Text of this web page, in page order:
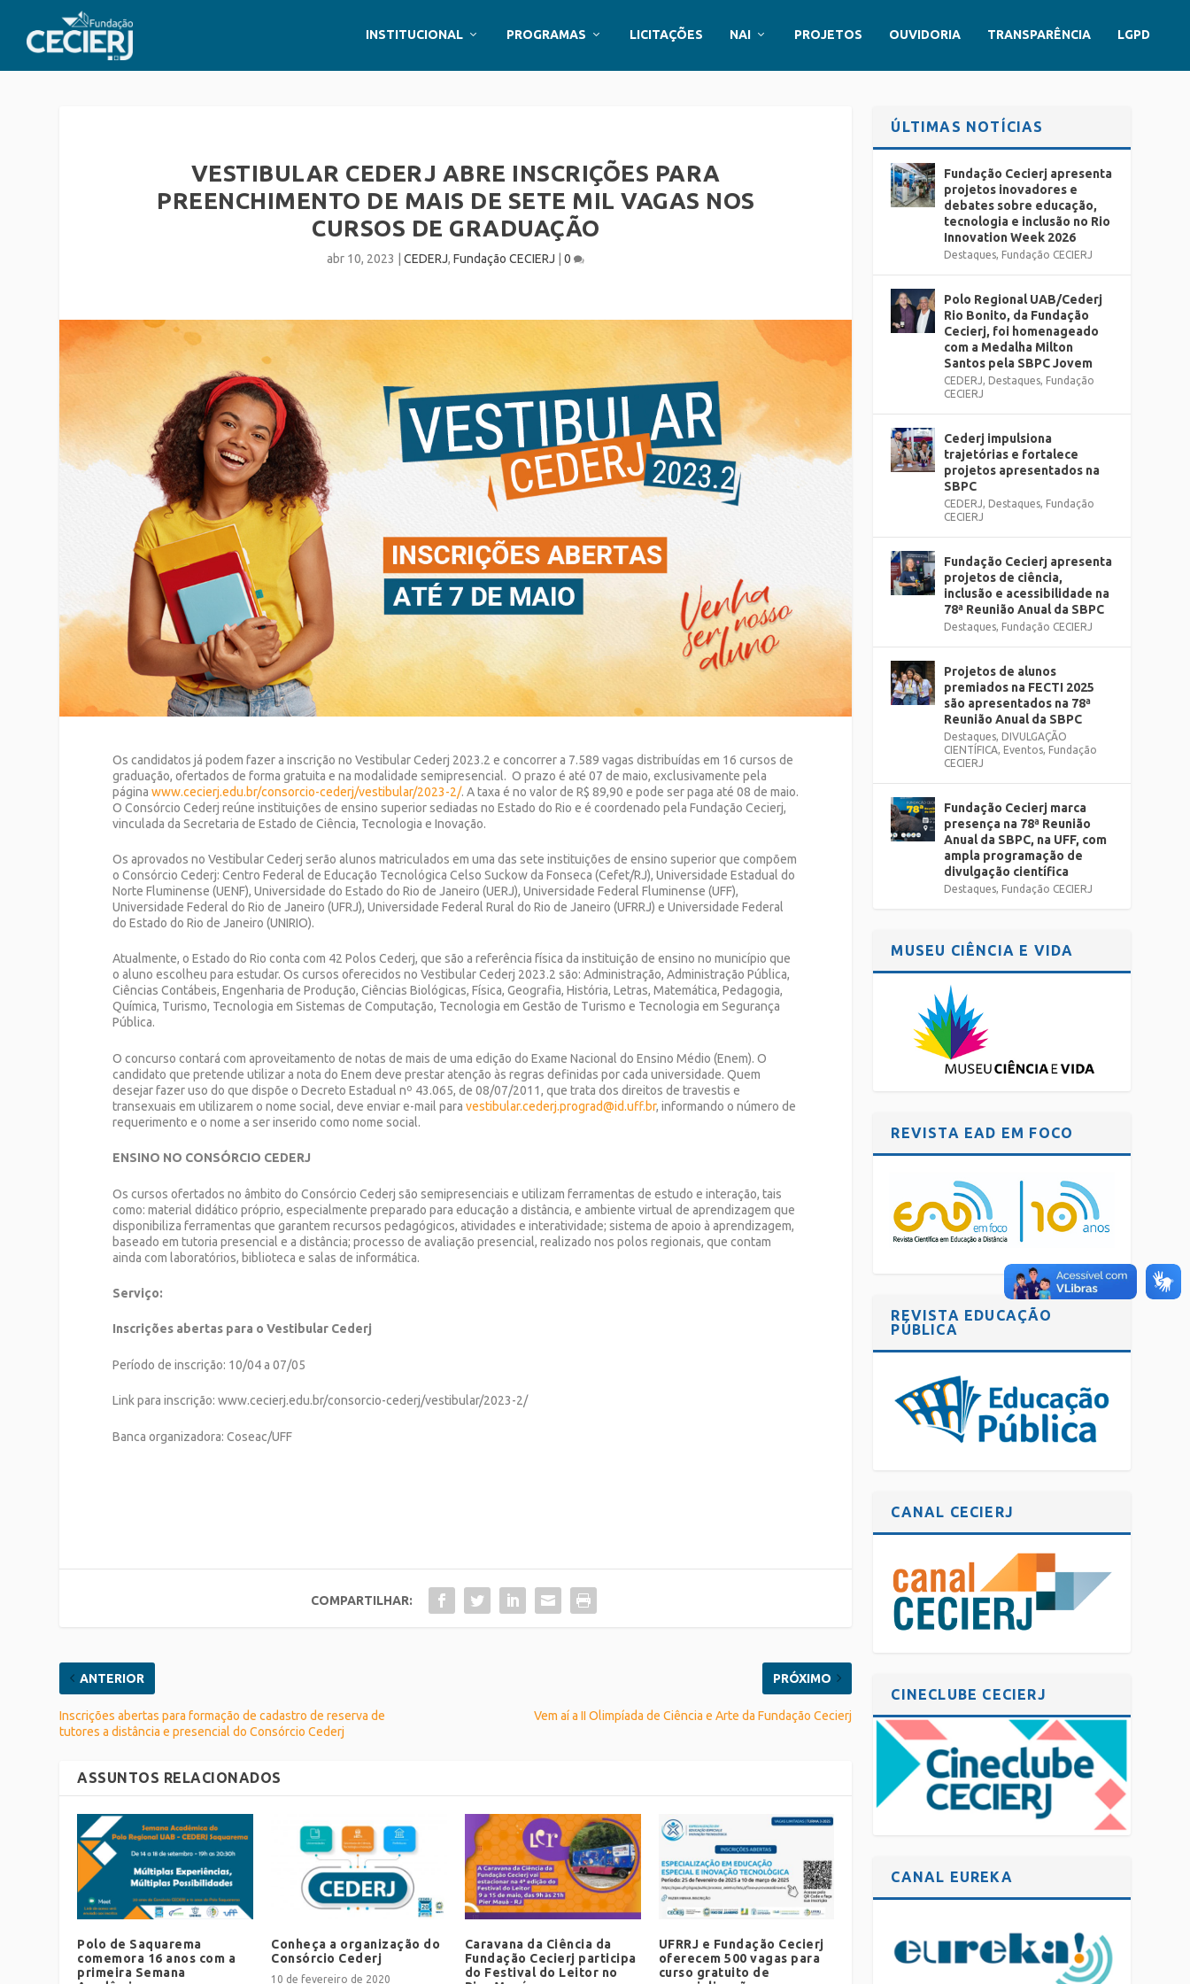
INSTITUCIONAL PROGRAMAS LICITAÇÕES NAI PROJETOS OUVIDORIA TRANSPARÊNCIA LGPD
VESTIBULAR CEDERJ ABRE INSCRIÇÕES PARA
PREENCHIMENTO DE MAIS DE SETE MIL VAGAS NOS
CURSOS DE GRADUAÇÃO
abr 10, 2023 |CEDERJ,Fundação CECIERJ |0
Os candidatos já podem fazer a inscrição no Vestibular Cederj 2023.2 e concorrer a 7.589 vagas distribuídas em 16 cursos de
graduação, ofertados de forma gratuita e na modalidade semipresencial. O prazo é até 07 de maio, exclusivamente pela
páginawww.cecierj.edu.br/consorcio-cederj/vestibular/2023-2/. A taxa é no valor de R$ 89,90 e pode ser paga até 08 de maio.
O Consórcio Cederj reúne instituições de ensino superior sediadas no Estado do Rio e é coordenado pela Fundação Cecierj,
vinculada da Secretaria de Estado de Ciência, Tecnologia e Inovação.
Os aprovados no Vestibular Cederj serão alunos matriculados em uma das sete instituições de ensino superior que compõem
o Consórcio Cederj: Centro Federal de Educação Tecnológica Celso Suckow da Fonseca (Cefet/RJ), Universidade Estadual do
Norte Fluminense (UENF), Universidade do Estado do Rio de Janeiro (UERJ), Universidade Federal Fluminense (UFF),
Universidade Federal do Rio de Janeiro (UFRJ), Universidade Federal Rural do Rio de Janeiro (UFRRJ) e Universidade Federal
do Estado do Rio de Janeiro (UNIRIO).
Atualmente, o Estado do Rio conta com 42 Polos Cederj, que são a referência física da instituição de ensino no município que
o aluno escolheu para estudar. Os cursos oferecidos no Vestibular Cederj 2023.2 são: Administração, Administração Pública,
Ciências Contábeis, Engenharia de Produção, Ciências Biológicas, Física, Geografia, História, Letras, Matemática, Pedagogia,
Química, Turismo, Tecnologia em Sistemas de Computação, Tecnologia em Gestão de Turismo e Tecnologia em Segurança
Pública.
O concurso contará com aproveitamento de notas de mais de uma edição do Exame Nacional do Ensino Médio (Enem). O
candidato que pretende utilizar a nota do Enem deve prestar atenção às regras definidas por cada universidade. Quem
desejar fazer uso do que dispõe o Decreto Estadual nº 43.065, de 08/07/2011, que trata dos direitos de travestis e
transexuais em utilizarem o nome social, deve enviar e-mail paravestibular.cederj.prograd@id.uff.br, informando o número de
requerimento e o nome a ser inserido como nome social.
ENSINO NO CONSÓRCIO CEDERJ
Os cursos ofertados no âmbito do Consórcio Cederj são semipresenciais e utilizam ferramentas de estudo e interação, tais
como: material didático próprio, especialmente preparado para educação a distância, e ambiente virtual de aprendizagem que
disponibiliza ferramentas que garantem recursos pedagógicos, atividades e interatividade; sistema de apoio à aprendizagem,
baseado em tutoria presencial e a distância; processo de avaliação presencial, realizado nos polos regionais, que contam
ainda com laboratórios, biblioteca e salas de informática.
Serviço:
Inscrições abertas para o Vestibular Cederj
Período de inscrição: 10/04 a 07/05
Link para inscrição: www.cecierj.edu.br/consorcio-cederj/vestibular/2023-2/
Banca organizadora: Coseac/UFF
COMPARTILHAR:
ANTERIOR
Inscrições abertas para formação de cadastro de reserva de
tutores a distância e presencial do Consórcio Cederj
PRÓXIMO
Vem aí a II Olimpíada de Ciência e Arte da Fundação Cecierj
ASSUNTOS RELACIONADOS
Polo de Saquarema
comemora 16 anos com a
primeira Semana
Conheça a organização do
Consórcio Cederj
10 de fevereiro de 2020
Caravana da Ciência da
Fundação Cecierj participa
do Festival do Leitor no
UFRRJ e Fundação Cecierj
oferecem 500 vagas para
curso gratuito de
ÚLTIMAS NOTÍCIAS
Fundação Cecierj apresenta
projetos inovadores e
debates sobre educação,
tecnologia e inclusão no Rio
Innovation Week 2026
Destaques, Fundação CECIERJ
Polo Regional UAB/Cederj
Rio Bonito, da Fundação
Cecierj, foi homenageado
com a Medalha Milton
Santos pela SBPC Jovem
CEDERJ, Destaques, Fundação
CECIERJ
Cederj impulsiona
trajetórias e fortalece
projetos apresentados na
SBPC
CEDERJ, Destaques, Fundação
CECIERJ
Fundação Cecierj apresenta
projetos de ciência,
inclusão e acessibilidade na
78ª Reunião Anual da SBPC
Destaques, Fundação CECIERJ
Projetos de alunos
premiados na FECTI 2025
são apresentados na 78ª
Reunião Anual da SBPC
Destaques, DIVULGAÇÃO
CIENTÍFICA, Eventos, Fundação
CECIERJ
Fundação Cecierj marca
presença na 78ª Reunião
Anual da SBPC, na UFF, com
ampla programação de
divulgação científica
Destaques, Fundação CECIERJ
MUSEU CIÊNCIA E VIDA
REVISTA EAD EM FOCO
REVISTA EDUCAÇÃO
PÚBLICA
CANAL CECIERJ
CINECLUBE CECIERJ
CANAL EUREKA